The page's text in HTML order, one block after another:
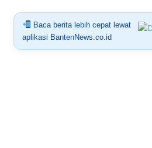
Baca berita lebih cepat lewat
aplikasi BantenNews.co.id